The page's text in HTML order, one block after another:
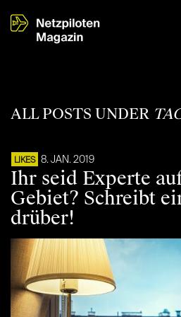
ALL POSTS UNDER
LIKES 8. JAN. 2019
Ihr seid Experte
Gebiet? Schreibt
drüber!